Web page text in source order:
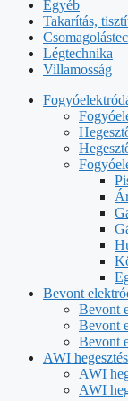
Egyéb
Takarítás,
Légtechnika
Villamosság
Bevont
Bevont
Bevont
Bevont
AWI
AWI
AWI